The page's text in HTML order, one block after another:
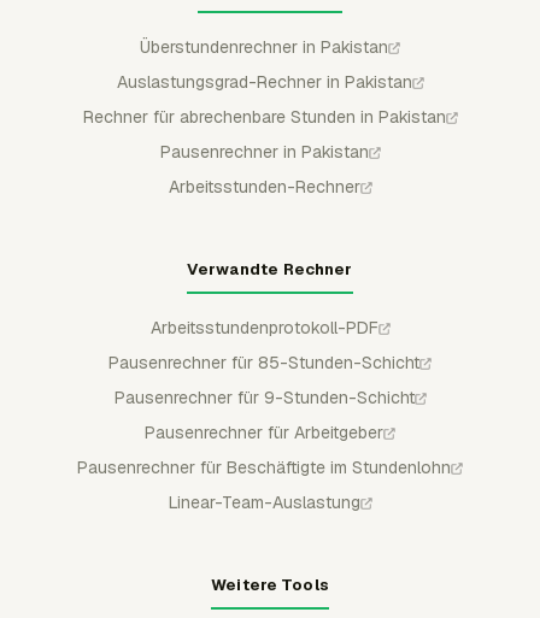
Überstundenrechner in Pakistan
Auslastungsgrad-Rechner in Pakistan
Rechner für abrechenbare Stunden in Pakistan
Pausenrechner in Pakistan
Arbeitsstunden-Rechner
Verwandte Rechner
Arbeitsstundenprotokoll-PDF
Pausenrechner für 85-Stunden-Schicht
Pausenrechner für 9-Stunden-Schicht
Pausenrechner für Arbeitgeber
Pausenrechner für Beschäftigte im Stundenlohn
Linear-Team-Auslastung
Weitere Tools